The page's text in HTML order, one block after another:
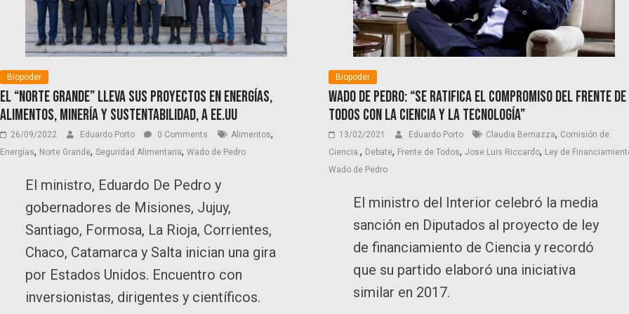
Biopoder
El “Norte Grande” lleva sus proyectos en energías,
alimentos, minería y sustentabilidad, a EE.UU
26/09/2022 Eduardo Porto 0 Comments Alimentos,
Energías, Norte Grande, Seguridad Alimentaria, Wado de Pedro
El ministro, Eduardo De Pedro y
gobernadores de Misiones, Jujuy,
Santiago, Formosa, La Rioja, Corrientes,
Chaco, Catamarca y Salta inician una gira
por Estados Unidos. Encuentro con
inversionistas, dirigentes y científicos.
Biopoder
Wado De Pedro: “Se ratifica el compromiso del Frente de
Todos con la ciencia y la tecnología”
13/02/2021 Eduardo Porto Claudia Bernazza, Comisión de
Ciencia., Debate, Frente de Todos, Jose Luis Riccardo, Ley de
Wado de Pedro
El ministro del Interior celebró la media
sanción en Diputados al proyecto de ley
de financiamiento de Ciencia y recordó
que su partido elaboró una iniciativa
similar en 2017.